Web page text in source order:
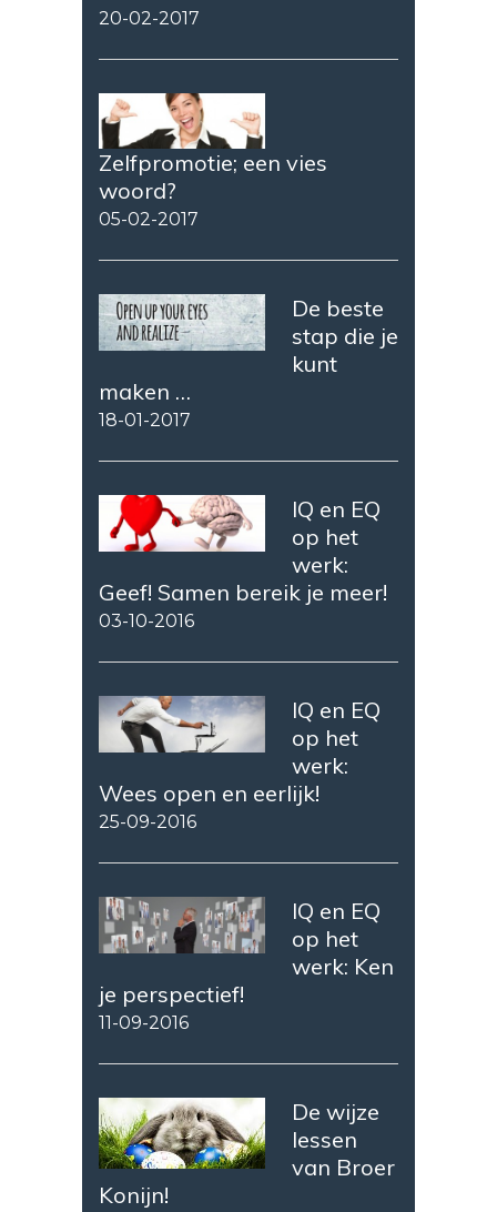
20-02-2017
Zelfpromotie; een vies
woord?
05-02-2017
De beste
stap die je
kunt
maken …
18-01-2017
IQ en EQ
op het
werk:
Geef! Samen bereik je meer!
03-10-2016
IQ en EQ
op het
werk:
Wees open en eerlijk!
25-09-2016
IQ en EQ
op het
werk: Ken
je perspectief!
11-09-2016
De wijze
lessen
van Broer
Konijn!